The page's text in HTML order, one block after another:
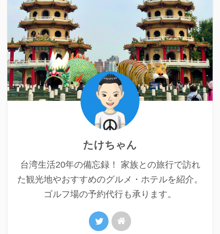
たけちゃん
台湾生活20年の備忘録！ 家族との旅行で訪れ
た観光地やおすすめのグルメ・ホテルを紹介。
ゴルフ場の予約代行も承ります。